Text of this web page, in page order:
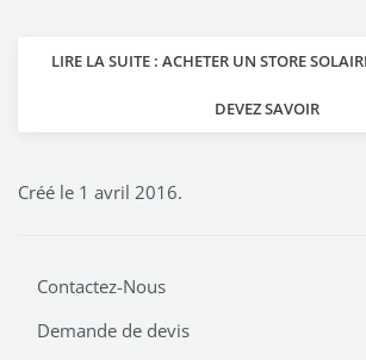
LIRE LA SUITE : ACHETER UN STORE
DEVEZ SAVOIR
Créé le 1 avril 2016.
Contactez-Nous
Demande de devis